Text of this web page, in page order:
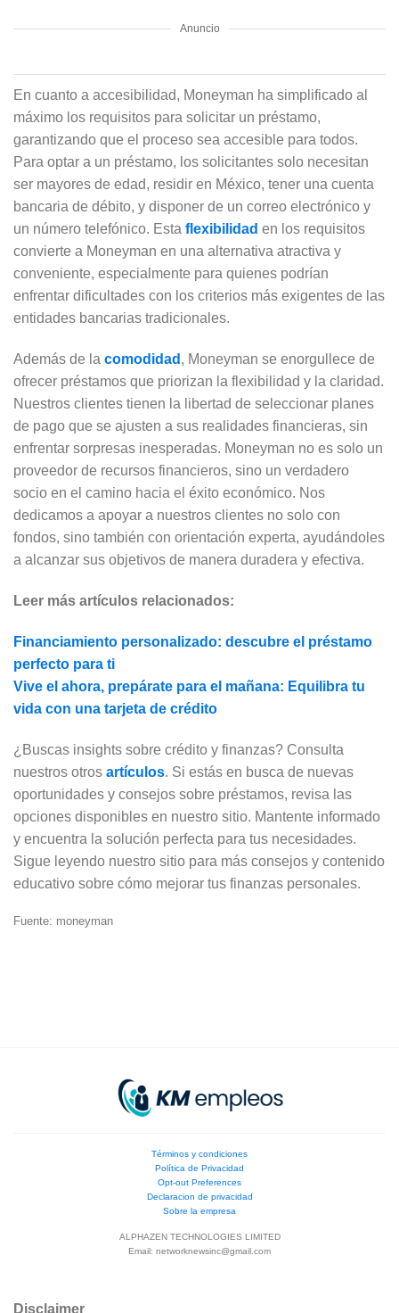
Anuncio
En cuanto a accesibilidad, Moneyman ha simplificado al
máximo los requisitos para solicitar un préstamo,
garantizando que el proceso sea accesible para todos.
Para optar a un préstamo, los solicitantes solo necesitan
ser mayores de edad, residir en México, tener una cuenta
bancaria de débito, y disponer de un correo electrónico y
un número telefónico. Esta flexibilidad en los requisitos
convierte a Moneyman en una alternativa atractiva y
conveniente, especialmente para quienes podrían
enfrentar dificultades con los criterios más exigentes de las
entidades bancarias tradicionales.
Además de la comodidad , Moneyman se enorgullece de
ofrecer préstamos que priorizan la flexibilidad y la claridad.
Nuestros clientes tienen la libertad de seleccionar planes
de pago que se ajusten a sus realidades financieras, sin
enfrentar sorpresas inesperadas. Moneyman no es solo un
proveedor de recursos financieros, sino un verdadero
socio en el camino hacia el éxito económico. Nos
dedicamos a apoyar a nuestros clientes no solo con
fondos, sino también con orientación experta, ayudándoles
a alcanzar sus objetivos de manera duradera y efectiva.
Leer más artículos relacionados:
Financiamiento personalizado: descubre el préstamo
perfecto para ti
Vive el ahora, prepárate para el mañana: Equilibra tu
vida con una tarjeta de crédito
¿Buscas insights sobre crédito y finanzas? Consulta
nuestros otros artículos. Si estás en busca de nuevas
oportunidades y consejos sobre préstamos, revisa las
opciones disponibles en nuestro sitio. Mantente informado
y encuentra la solución perfecta para tus necesidades.
Sigue leyendo nuestro sitio para más consejos y contenido
educativo sobre cómo mejorar tus finanzas personales.
Fuente: moneyman
Términos y condiciones
Política de Privacidad
Opt-out Preferences
Declaracion de privacidad
Sobre la empresa
ALPHAZEN TECHNOLOGIES LIMITED
Email: networknewsinc@gmail.com
Disclaimer